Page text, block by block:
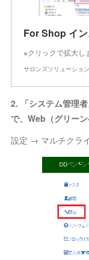
For Shop イ
※クリックで拡大
サロンズソリューション
2. 「システム管理
で、Web（グリー
設定 → マルチクラ